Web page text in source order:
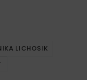
LICHOSIK